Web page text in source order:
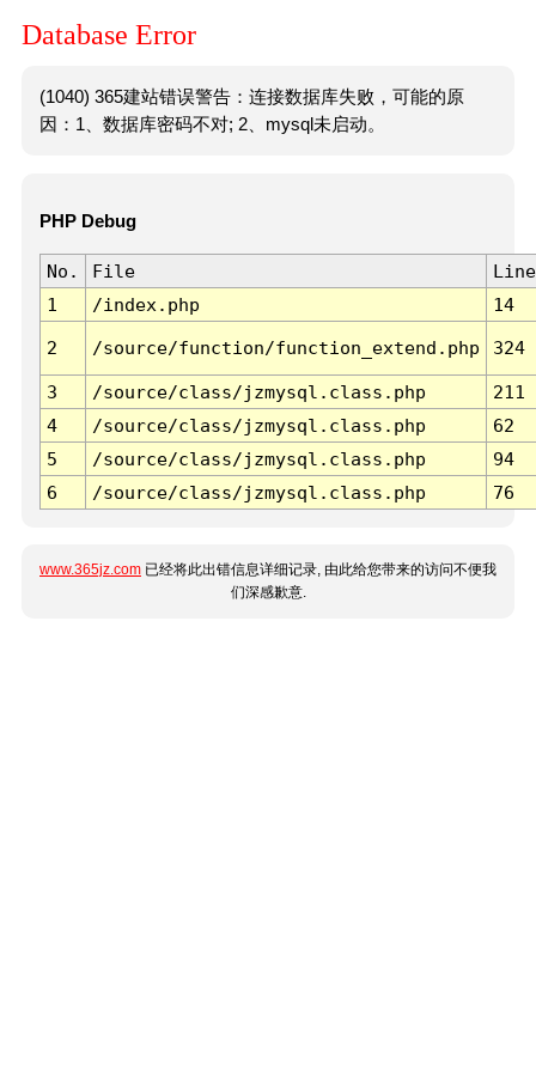
Database Error
(1040) 365建站错误警告：连接数据库失败，可能的原
因：1、数据库密码不对; 2、mysql未启动。
PHP Debug
No. File
Line
1
/index.php 14
2 /source/function/function_extend.php 324
3 /source/class/jzmysql.class.php
211
4
/source/class/jzmysql.class.php
62
5
/source/class/jzmysql.class.php
94
6
/source/class/jzmysql.class.php 76
www.365jz.com 已经将此出错信息详细记录, 由此给您带来的访问不便我
们深感歉意.